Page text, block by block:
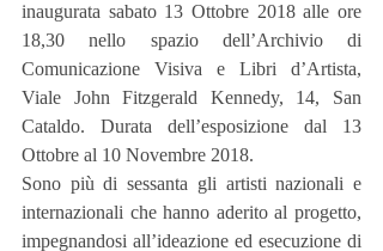
inaugurata sabato 13 Ottobre 2018 alle ore
18,30 nello spazio dell’Archivio di
Comunicazione Visiva e Libri d’Artista,
Viale John Fitzgerald Kennedy, 14, San
Cataldo. Durata dell’esposizione dal 13
Ottobre al 10 Novembre 2018.
Sono più di sessanta gli artisti nazionali e
internazionali che hanno aderito al progetto,
impegnandosi all’ideazione ed esecuzione di